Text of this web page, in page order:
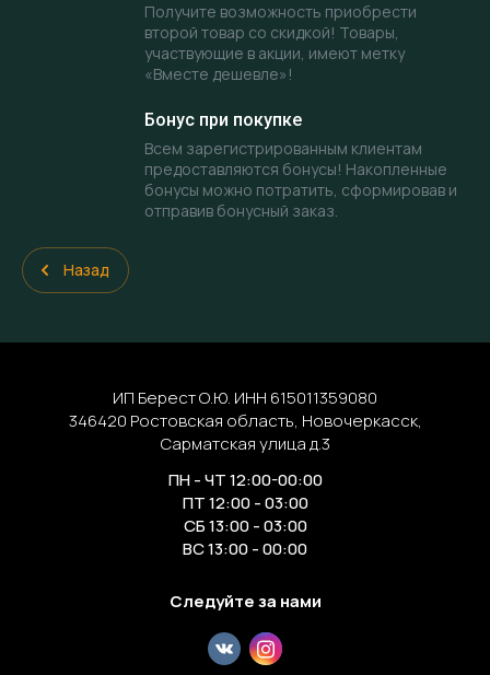
Получите возможность приобрести
второй товар со скидкой! Товары,
участвующие в акции, имеют метку
«Вместе дешевле»!
Бонус при покупке
Всем зарегистрированным клиентам
предоставляются бонусы! Накопленные
бонусы можно потратить, сформировав и
отправив бонусный заказ.
Назад
ИП Берест О.Ю. ИНН 615011359080
346420 Ростовская область, Новочеркасск,
Сарматская улица д.3
ПН - ЧТ 12:00-00:00
ПТ 12:00 - 03:00
СБ 13:00 - 03:00
ВС 13:00 - 00:00
Следуйте за нами